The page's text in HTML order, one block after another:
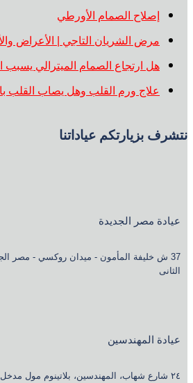
إصلاح الصمام الأورطي
مرض الشريان التاجي | الأعراض
هل ارتجاع الصمام الميترالي يسبب
علاج ورم القلب وهل يصاب القلب
نتشرف بزيارتكم عياداتنا
عيادة مصر الجديدة
37 ش خليفة المأمون - ميدان روكسي - مصر
الثانى
عيادة المهندسين
٢٤ شارع شهاب، المهندسين، بلاتينوم مول